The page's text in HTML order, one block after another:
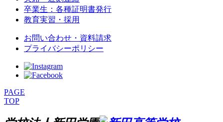
卒業生：各種証明書発行
教育実習・採用
お問い合わせ・資料請求
プライバシーポリシー
PAGE
TOP